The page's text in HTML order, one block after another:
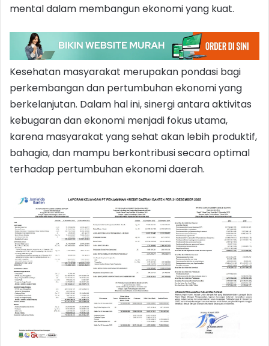
mental dalam membangun ekonomi yang kuat.
Kesehatan masyarakat merupakan pondasi bagi
perkembangan dan pertumbuhan ekonomi yang
berkelanjutan. Dalam hal ini, sinergi antara aktivitas
kebugaran dan ekonomi menjadi fokus utama,
karena masyarakat yang sehat akan lebih produktif,
bahagia, dan mampu berkontribusi secara optimal
terhadap pertumbuhan ekonomi daerah.